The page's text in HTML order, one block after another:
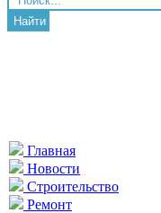
Найти
Главная
Новости
Строительство
Ремонт